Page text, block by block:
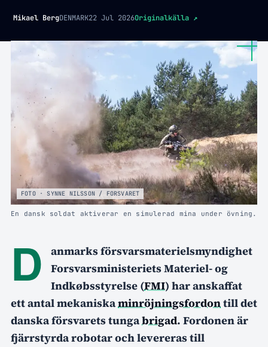
Mikael BergDENMARK22 Jul 2026Originalkälla ↗
FOTO · SYNNE NILSSON / FORSVARET
En dansk soldat aktiverar en simulerad mina under övning.
D
anmarks försvarsmaterielsmyndighet
Forsvarsministeriets Materiel- og
Indkøbsstyrelse (FMI) har anskaffat
ett antal mekaniskaminröjningsfordontill det
danska försvarets tungabrigad. Fordonen är
fjärrstyrda robotar och levereras till